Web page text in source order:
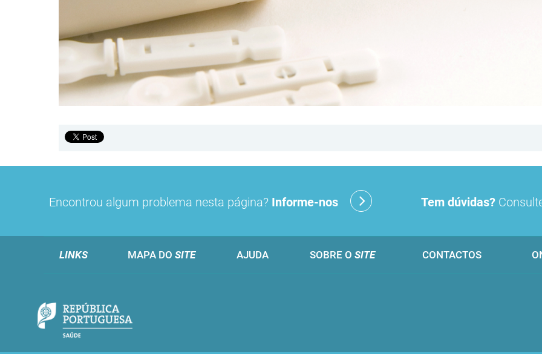
Encontrou algum problema nesta página? Informe-nos Tem dúvidas?
LINKS MAPA DO SITE AJUDA SOBRE O SITE CONTACTOS